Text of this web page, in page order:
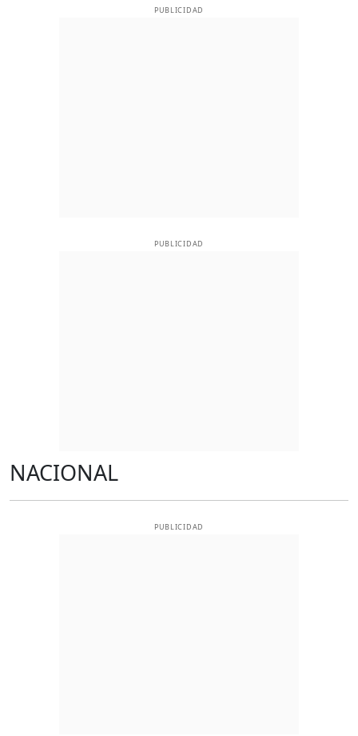
PUBLICIDAD
PUBLICIDAD
NACIONAL
PUBLICIDAD